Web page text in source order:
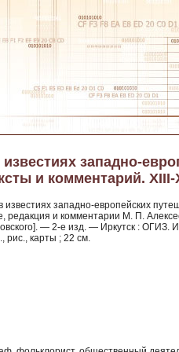
западно-
и комментарий. XIII-
известиях западно-европейских
редакция и комментарии М. П.
— 2-е изд. — Иркутск : ОГИЗ.
рис., карты ; 22 см.